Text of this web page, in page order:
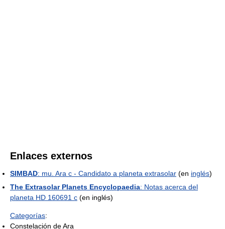
Enlaces externos
SIMBAD: mu. Ara c - Candidato a planeta extrasolar (en inglés)
The Extrasolar Planets Encyclopaedia: Notas acerca del
planeta HD 160691 c (en inglés)
Categorías:
Constelación de Ara